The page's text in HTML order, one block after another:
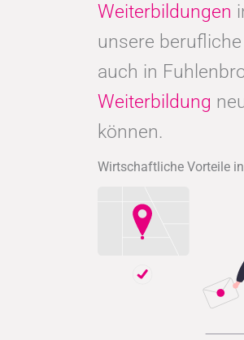
Weiterbildungen
unsere
auch in
Weiterbildung
können.
Wirtschaftliche Vorteile